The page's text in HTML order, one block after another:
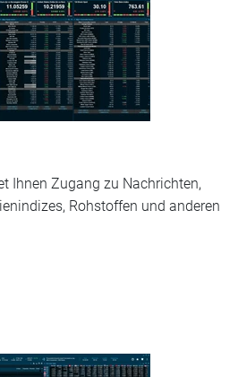
Ihnen Zugang zu Nachrichten,
Rohstoffen und anderen